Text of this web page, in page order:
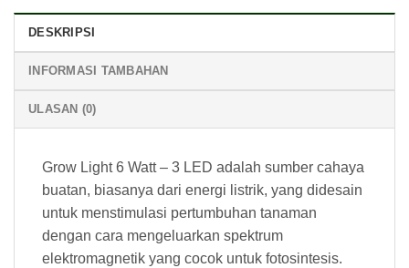
DESKRIPSI
INFORMASI TAMBAHAN
ULASAN (0)
Grow Light 6 Watt – 3 LED adalah sumber cahaya
buatan, biasanya dari energi listrik, yang didesain
untuk menstimulasi pertumbuhan tanaman
dengan cara mengeluarkan spektrum
elektromagnetik yang cocok untuk fotosintesis.